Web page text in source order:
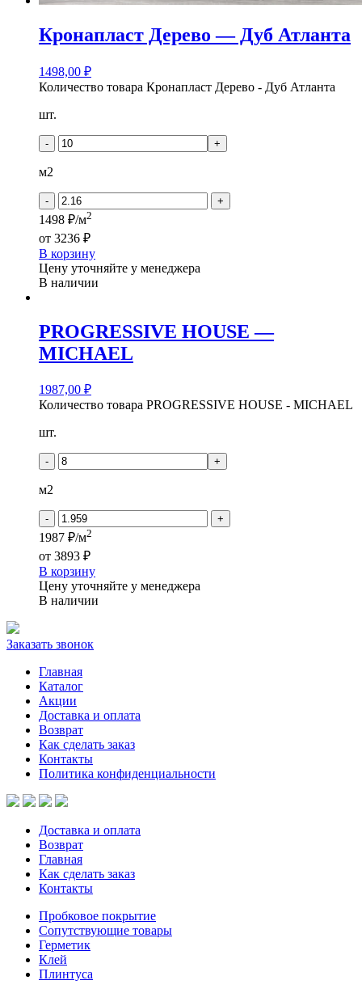
Кронапласт Дерево — Дуб Атланта
1498,00 ₽
Количество товара Кронапласт Дерево - Дуб Атланта
шт.
- +
м2
- +
1498 ₽/м2
от 3236 ₽
В корзину
Цену уточняйте у менеджера
В наличии
PROGRESSIVE HOUSE —
MICHAEL
1987,00 ₽
Количество товара PROGRESSIVE HOUSE - MICHAEL
шт.
- +
м2
- +
1987 ₽/м2
от 3893 ₽
В корзину
Цену уточняйте у менеджера
В наличии
Заказать звонок
Главная
Каталог
Акции
Доставка и оплата
Возврат
Как сделать заказ
Контакты
Политика конфиденциальности
Доставка и оплата
Возврат
Главная
Как сделать заказ
Контакты
Пробковое покрытие
Сопутствующие товары
Герметик
Клей
Плинтуса